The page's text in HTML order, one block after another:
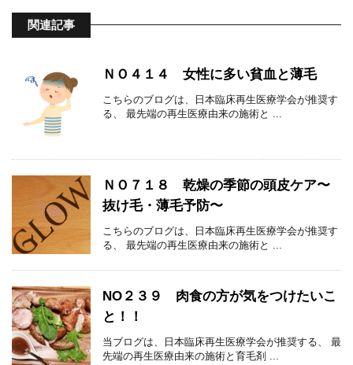
関連記事
ＮＯ４１４ 女性に多い貧血と薄毛
こちらのブログは、日本臨床再生医療学会が推奨す
る、 最先端の再生医療由来の施術と ...
ＮＯ７１８ 乾燥の季節の頭皮ケア〜
抜け毛・薄毛予防〜
こちらのブログは、日本臨床再生医療学会が推奨す
る、 最先端の再生医療由来の施術と ...
NO２３９ 肉食の方が気をつけたいこ
と！！
当ブログは、日本臨床再生医療学会が推奨する、 最
先端の再生医療由来の施術と育毛剤 ...